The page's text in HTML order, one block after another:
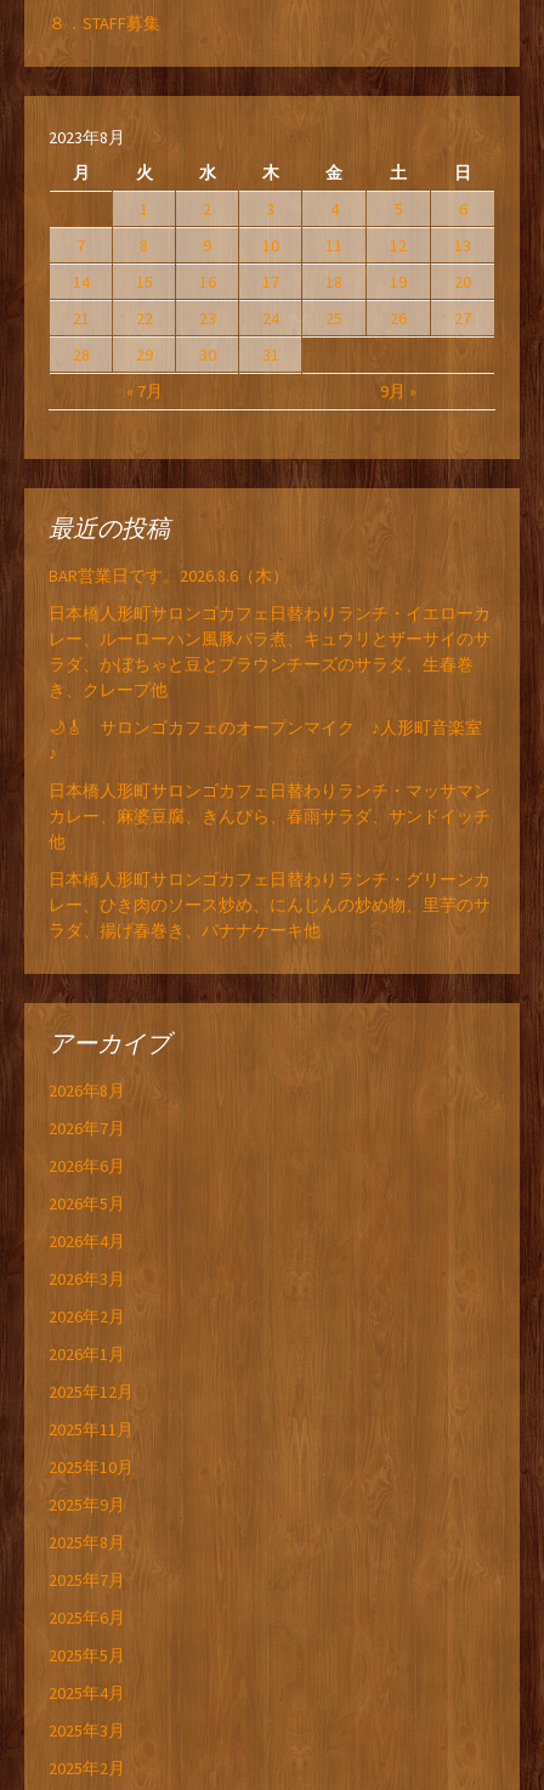
８．STAFF募集
2023年8月
月
火 水 木 金 土 日
« 7月 9月 »
1 2 3 4 5
6
7
8 9 10 11 12
13
14
15 16 17 18 19
20
21
22 23 24 25 26
27
28
29 30 31
最近の投稿
BAR営業日です。2026.8.6（木）
日本橋人形町サロンゴカフェ日替わりランチ・イエローカ
レー、ルーローハン風豚バラ煮、キュウリとザーサイのサ
ラダ、かぼちゃと豆とブラウンチーズのサラダ、生春巻
き、クレープ他
🌙🎸 サロンゴカフェのオープンマイク ♪人形町音楽室
♪
日本橋人形町サロンゴカフェ日替わりランチ・マッサマン
カレー、麻婆豆腐、きんぴら、春雨サラダ、サンドイッチ
他
日本橋人形町サロンゴカフェ日替わりランチ・グリーンカ
レー、ひき肉のソース炒め、にんじんの炒め物、里芋のサ
ラダ、揚げ春巻き、バナナケーキ他
アーカイブ
2026年8月
2026年7月
2026年6月
2026年5月
2026年4月
2026年3月
2026年2月
2026年1月
2025年12月
2025年11月
2025年10月
2025年9月
2025年8月
2025年7月
2025年6月
2025年5月
2025年4月
2025年3月
2025年2月